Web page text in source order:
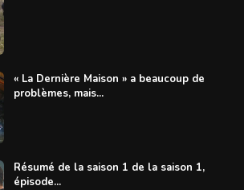
« La Dernière Maison » a beaucoup de
problèmes, mais...
Résumé de la saison 1 de la saison 1,
épisode...